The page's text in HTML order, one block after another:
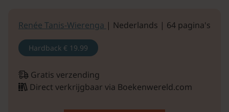
Renée Tanis-Wierenga | Nederlands | 64 pagina's
Hardback € 19.99
Gratis verzending
Direct verkrijgbaar via Boekenwereld.com